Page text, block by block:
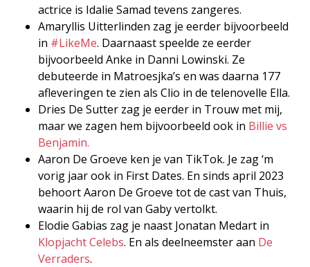
actrice is Idalie Samad tevens zangeres.
Amaryllis Uitterlinden zag je eerder bijvoorbeeld
in #LikeMe. Daarnaast speelde ze eerder
bijvoorbeeld Anke in Danni Lowinski. Ze
debuteerde in Matroesjka’s en was daarna 177
afleveringen te zien als Clio in de telenovelle Ella.
Dries De Sutter zag je eerder in Trouw met mij,
maar we zagen hem bijvoorbeeld ook in Billie vs
Benjamin.
Aaron De Groeve ken je van TikTok. Je zag ‘m
vorig jaar ook in First Dates. En sinds april 2023
behoort Aaron De Groeve tot de cast van Thuis,
waarin hij de rol van Gaby vertolkt.
Elodie Gabias zag je naast Jonatan Medart in
Klopjacht Celebs. En als deelneemster aan De
Verraders.